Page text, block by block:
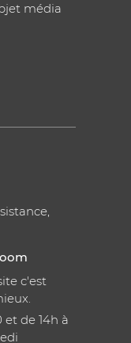
média
c'est
et de 14h à